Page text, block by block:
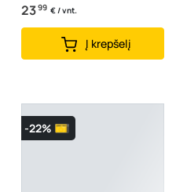
2399 € / vnt.
Į krepšelį
-22%